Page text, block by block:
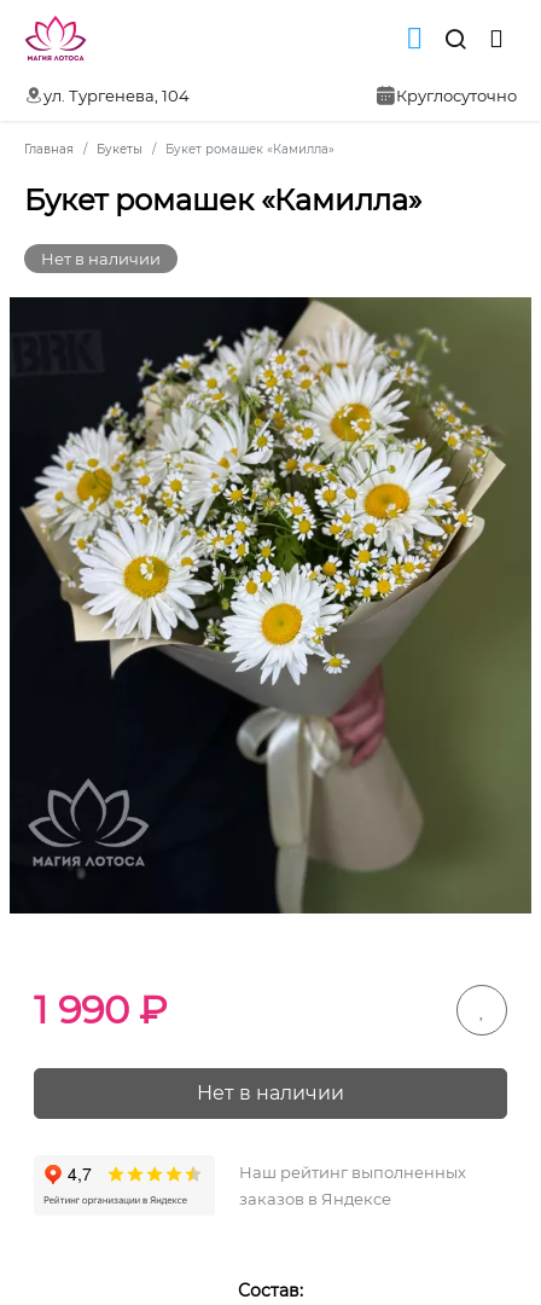
ул. Тургенева, 104 Круглосуточно
Главная Букеты Букет ромашек «Камилла»
Букет ромашек «Камилла»
Нет в наличии
1 990 ₽
Нет в наличии
Наш рейтинг выполненных
заказов в Яндексе
Состав: